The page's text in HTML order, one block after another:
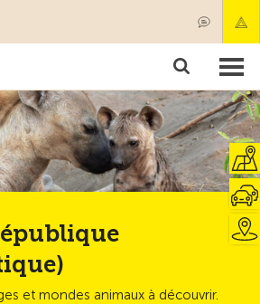
et mondes animaux à découvrir.